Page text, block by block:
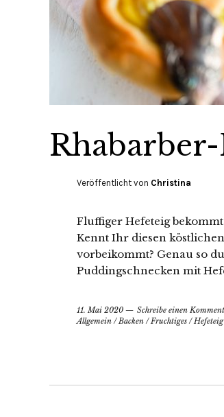
Veröffentlicht von Christina
Fluffiger Hefeteig
Kennt Ihr diesen
vorbeikommt? Genau so
Puddingschnecken mit
11. Mai 2020
Schreibe einen
Allgemein /Backen /Fruchtiges /Hefeteig